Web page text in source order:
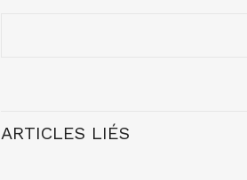
ARTICLES LIÉS